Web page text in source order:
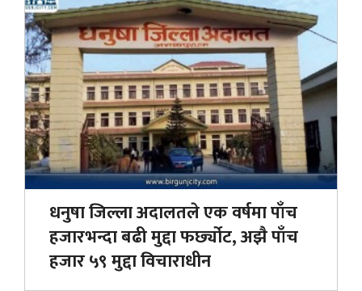
धनुषा जिल्ला अदालतले एक वर्षमा पाँच
हजारभन्दा बढी मुद्दा फर्छ्योट, अझै पाँच
हजार ५९ मुद्दा विचाराधीन